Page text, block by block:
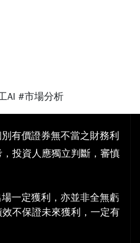
AI #市場分析
有價證券無不當之財務利
投資人應獨立判斷，審慎
一定獲利，亦並非全無虧
不保證未來獲利，一定有